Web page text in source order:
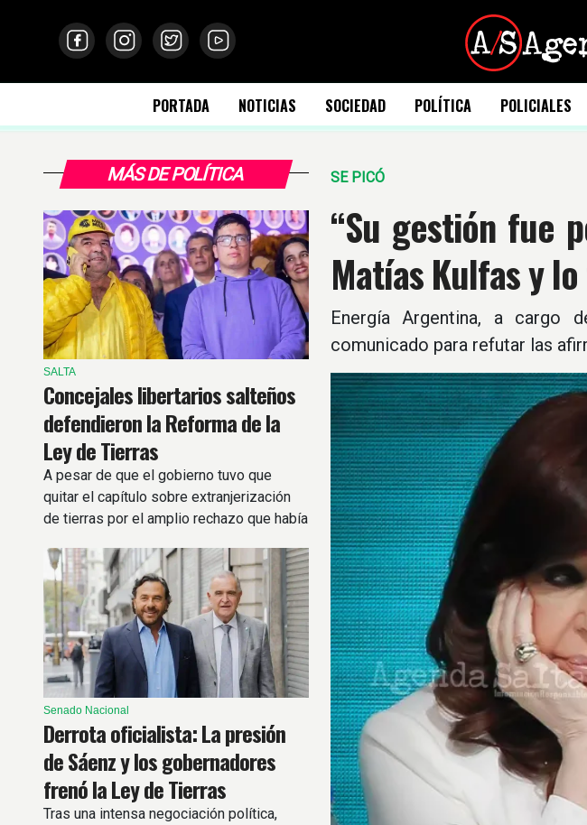
PORTADA NOTICIAS SOCIEDAD POLÍTICA POLICIALES
MÁS DE POLÍTICA
SALTA
Concejales libertarios salteños
defendieron la Reforma de la
Ley de Tierras
A pesar de que el gobierno tuvo que
quitar el capítulo sobre extranjerización
de tierras por el amplio rechazo que había
Libertad Avanza respaldaron el proyecto.
Senado Nacional
Derrota oficialista: La presión
de Sáenz y los gobernadores
frenó la Ley de Tierras
Tras una intensa negociación política,
SE PICÓ
“Su gestión fue
Matías Kulfas y
Energía Argentina, a cargo
comunicado para refutar las